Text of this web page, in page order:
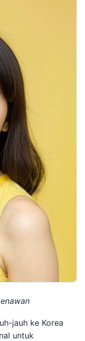
jauh ke Korea
untuk